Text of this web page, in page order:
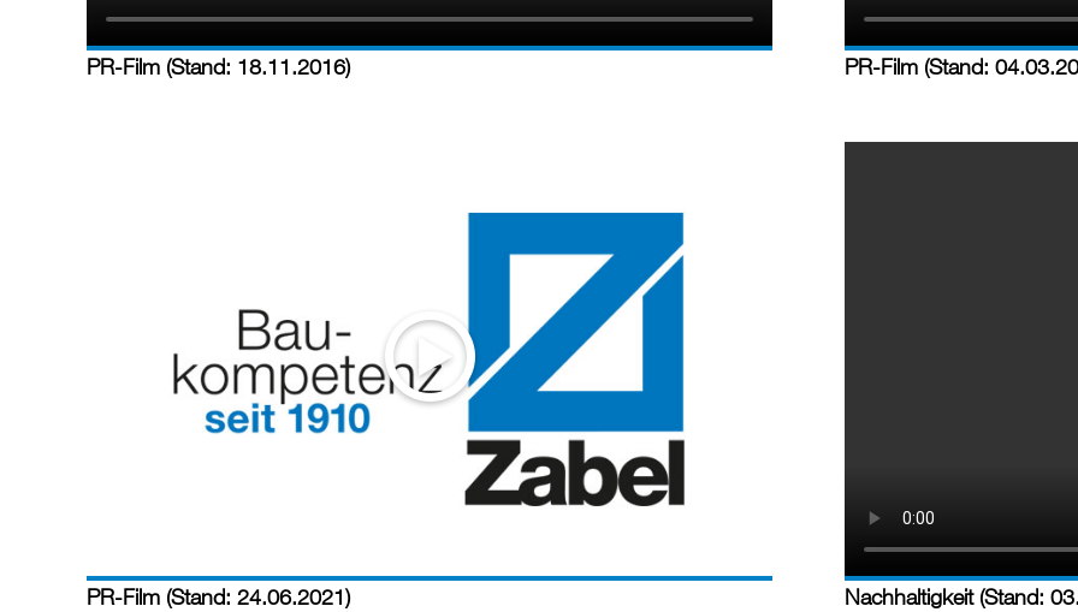
PR-Film (Stand: 18.11.2016) PR-Film (Stand:
PR-Film (Stand: 24.06.2021) Nachhaltigkeit (Stand: